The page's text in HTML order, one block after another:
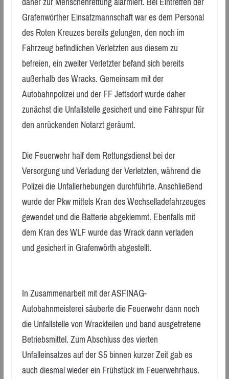
Grafenwörther Einsatzmannschaft war es dem Personal
des Roten Kreuzes bereits gelungen, den noch im
Fahrzeug befindlichen Verletzten aus diesem zu
befreien, ein zweiter Verletzter befand sich bereits
außerhalb des Wracks. Gemeinsam mit der
Autobahnpolizei und der FF Jettsdorf wurde daher
zunächst die Unfallstelle gesichert und eine Fahrspur für
den anrückenden Notarzt geräumt.
Die Feuerwehr half dem Rettungsdienst bei der
Versorgung und Verladung der Verletzten, während die
Polizei die Unfallerhebungen durchführte. Anschließend
wurde der Pkw mittels Kran des Wechselladefahrzeuges
gewendet und die Batterie abgeklemmt. Ebenfalls mit
dem Kran des WLF wurde das Wrack dann verladen
und gesichert in Grafenwörth abgestellt.
In Zusammenarbeit mit der ASFINAG-
Autobahnmeisterei säuberte die Feuerwehr dann noch
die Unfallstelle von Wrackteilen und band ausgetretene
Betriebsmittel. Zum Abschluss des vierten
Unfalleinsatzes auf der S5 binnen kurzer Zeit gab es
auch diesmal wieder ein Frühstück im Feuerwehrhaus.